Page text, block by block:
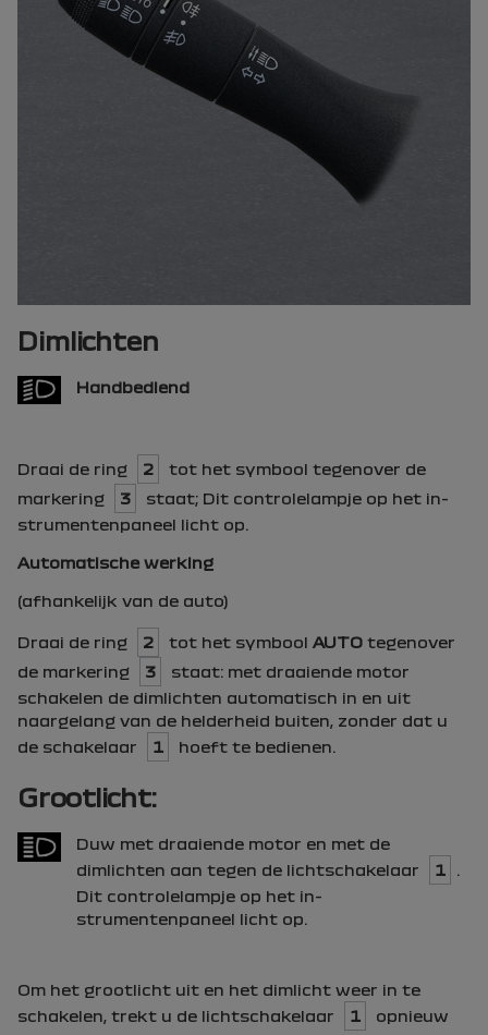
Dimlichten
Handbediend
Draai de ring 2
tot het symbool tegenover de
markering
3
staat; Dit controlelampje op het in-
strumentenpaneel licht op.
Automatische werking
(afhankelijk van de auto)
Draai de ring 2 tot het symbool AUTO tegenover
de markering
3
staat: met draaiende motor
schakelen de dimlichten automatisch in en uit
naargelang van de helderheid buiten, zonder dat u
de schakelaar
1 hoeft te bedienen.
Grootlicht:
Duw met draaiende motor en met de
dimlichten aan tegen de lichtschakelaar
1
.
Dit controlelampje op het in-
strumentenpaneel licht op.
Om het grootlicht uit en het dimlicht weer in te
schakelen, trekt u de lichtschakelaar
1
opnieuw